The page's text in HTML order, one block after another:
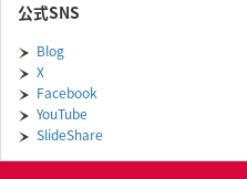
公式SNS
Blog
X
Facebook
YouTube
SlideShare